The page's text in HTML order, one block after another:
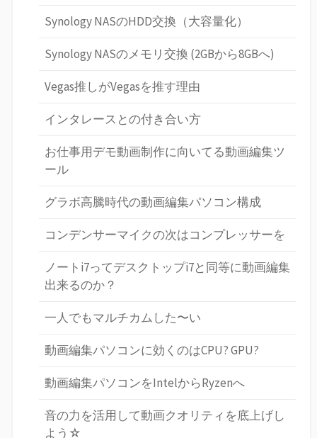
Synology NASのHDD交換（大容量化）
Synology NASのメモリ交換 (2GBから8GBへ)
Vegas推しがVegasを推す理由
インタレースとの付き合い方
お仕事用デモ動画制作に向いてる動画編集ツ
ール
グラボ高騰時代の動画編集パソコン構成
コンデンサーマイクの次はコンプレッサーを
ノートi7ってデスクトップi7と同等に動画編集
出来るのか？
一人でもマルチカムした〜い
動画編集パソコンに効くのはCPU? GPU?
動画編集パソコンをIntelからRyzenへ
音の力を活用して動画クオリティを底上げし
よう☆